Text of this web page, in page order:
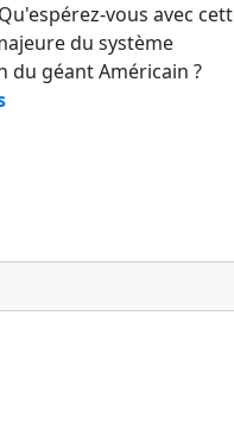
vous avec
du système
du géant Américain ?